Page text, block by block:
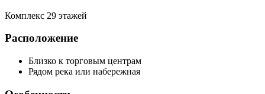
Комплекс 29 этажей
Расположение
Близко к торговым центрам
Рядом река или набережная